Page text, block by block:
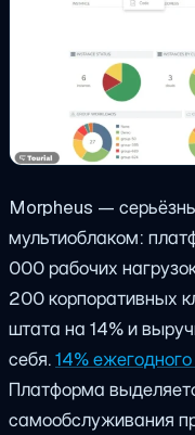
Morpheus —
мультиоблаком:
000 рабочих
200 корпоративных
штата на 14% и
себя.14%
Платформа
самообслуживания